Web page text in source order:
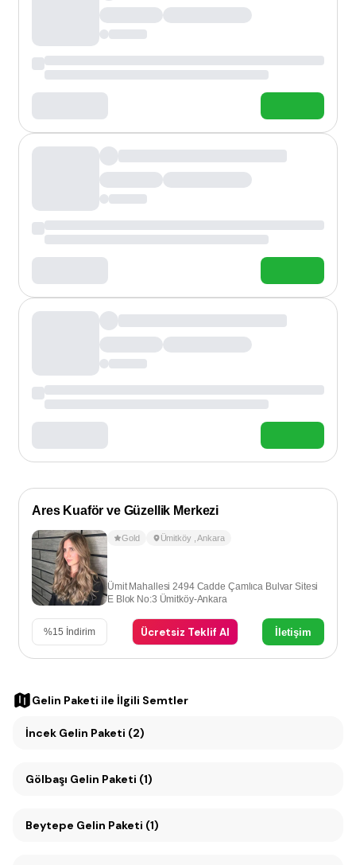
Ares Kuaför ve Güzellik Merkezi
Gold Ümitköy ,Ankara
Ümit Mahallesi 2494 Cadde Çamlıca Bulvar Sitesi
E Blok No:3 Ümitköy-Ankara
%15 İndirim Ücretsiz Teklif Al İletişim
Gelin Paketi ile İlgili Semtler
İncek Gelin Paketi (2)
Gölbaşı Gelin Paketi (1)
Beytepe Gelin Paketi (1)